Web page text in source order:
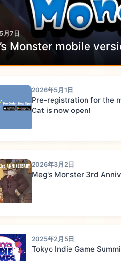
月7日
Monster mobile
2026年5月1日
Pre-registration for the
Cat is now open!
2026年3月2日
Meg's Monster 3rd
2025年2月5日
Tokyo Indie Game